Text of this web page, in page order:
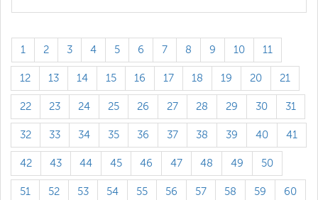
1 2 3 4 5 6 7 8 9 10 11
12 13 14 15 16 17 18 19 20 21
22 23 24 25 26 27 28 29 30 31
32 33 34 35 36 37 38 39 40 41
42 43 44 45 46 47 48 49 50
51 52 53 54 55 56 57 58 59 60